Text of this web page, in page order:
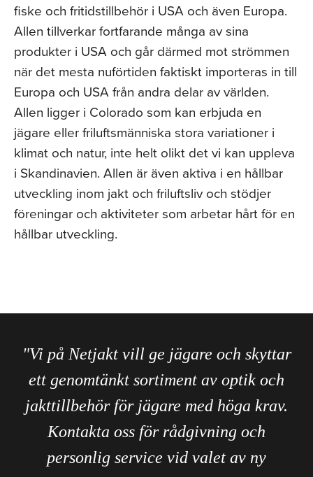
fiske och fritidstillbehör i USA och även Europa.
Allen tillverkar fortfarande många av sina
produkter i USA och går därmed mot strömmen
när det mesta nuförtiden faktiskt importeras in till
Europa och USA från andra delar av världen.
Allen ligger i Colorado som kan erbjuda en
jägare eller friluftsmänniska stora variationer i
klimat och natur, inte helt olikt det vi kan uppleva
i Skandinavien. Allen är även aktiva i en hållbar
utveckling inom jakt och friluftsliv och stödjer
föreningar och aktiviteter som arbetar hårt för en
hållbar utveckling.
"Vi på Netjakt vill ge jägare och skyttar
ett genomtänkt sortiment av optik och
jakttillbehör för jägare med höga krav.
Kontakta oss för rådgivning och
personlig service vid valet av ny